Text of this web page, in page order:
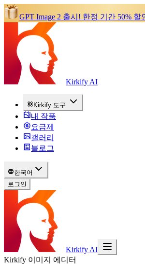
GPT Image 2 출시! 한정 기간 50% 할
Kirkify AI
Kirkify 도구
내 작품
요금제
갤러리
블로그
한국어
로그인
Kirkify AI
Kirkify 이미지 에디터